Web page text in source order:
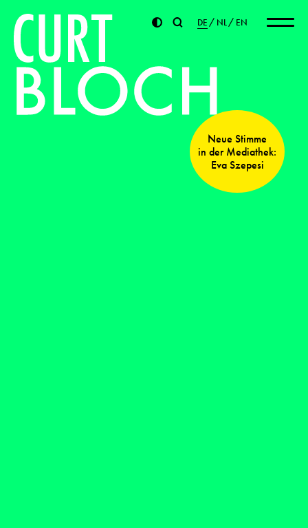
DE NL EN
Neue Stimme
in der Mediathek:
Eva Szepesi